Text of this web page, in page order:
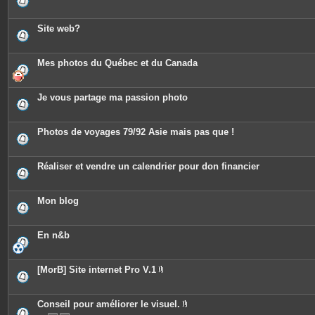
Site web?
Mes photos du Québec et du Canada
Je vous partage ma passion photo
Photos de voyages 79/92 Asie mais pas que !
Réaliser et vendre un calendrier pour don financier
Mon blog
En n&b
[MorB] Site internet Pro V.1
è
c
Conseil pour améliorer le visuel.